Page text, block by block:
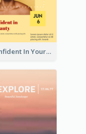
Be Confident In Your Beauty Week Flyer